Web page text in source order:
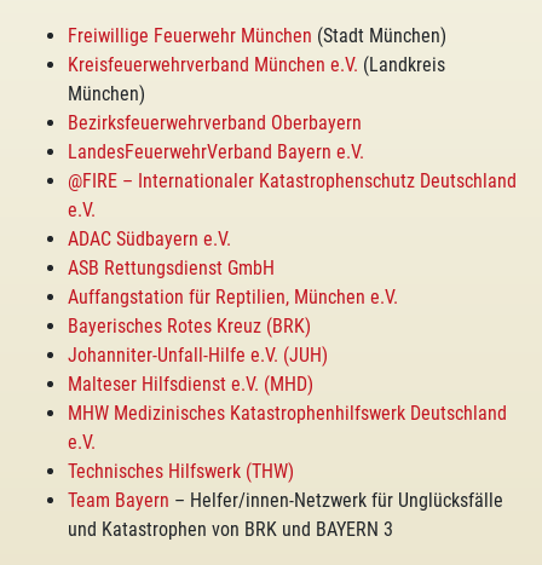
Freiwillige Feuerwehr München (Stadt München)
Kreisfeuerwehrverband München e.V. (Landkreis
München)
Bezirksfeuerwehrverband Oberbayern
LandesFeuerwehrVerband Bayern e.V.
@FIRE – Internationaler Katastrophenschutz Deutschland
e.V.
ADAC Südbayern e.V.
ASB Rettungsdienst GmbH
Auffangstation für Reptilien, München e.V.
Bayerisches Rotes Kreuz (BRK)
Johanniter-Unfall-Hilfe e.V. (JUH)
Malteser Hilfsdienst e.V. (MHD)
MHW Medizinisches Katastrophenhilfswerk Deutschland
e.V.
Technisches Hilfswerk (THW)
Team Bayern – Helfer/innen-Netzwerk für Unglücksfälle
und Katastrophen von BRK und BAYERN 3